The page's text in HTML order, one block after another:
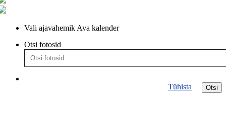
Vali ajavahemik Ava kalender
Otsi fotosid
Otsi
Tühista